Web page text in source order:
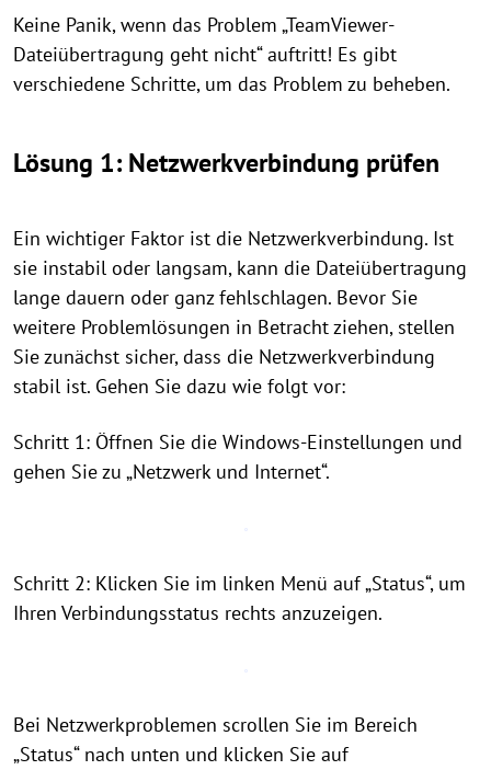
Keine Panik, wenn das Problem „TeamViewer-
Dateiübertragung geht nicht“ auftritt! Es gibt
verschiedene Schritte, um das Problem zu beheben.
Lösung 1: Netzwerkverbindung prüfen
Ein wichtiger Faktor ist die Netzwerkverbindung. Ist
sie instabil oder langsam, kann die Dateiübertragung
lange dauern oder ganz fehlschlagen. Bevor Sie
weitere Problemlösungen in Betracht ziehen, stellen
Sie zunächst sicher, dass die Netzwerkverbindung
stabil ist. Gehen Sie dazu wie folgt vor:
Schritt 1: Öffnen Sie die Windows-Einstellungen und
gehen Sie zu „Netzwerk und Internet“.
Schritt 2: Klicken Sie im linken Menü auf „Status“, um
Ihren Verbindungsstatus rechts anzuzeigen.
Bei Netzwerkproblemen scrollen Sie im Bereich
„Status“ nach unten und klicken Sie auf